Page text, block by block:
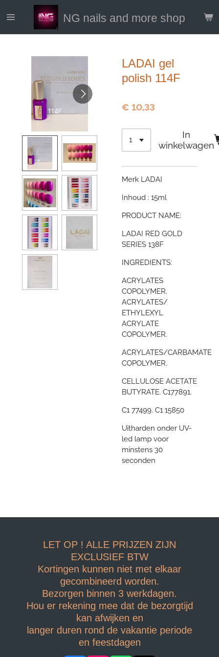
direct
NG nails and more shop
LADAI gel
polish 114F
€ 10,33
In
winkelwagen
Merk LADAI
Inhoud : 15ml
PRODUCT NAME:
LADAI RED GOLD
SERIES 138F
INGREDIENTS:
ACRYLATES
COPOLYMER.
ACRYLATES/
ETHYLEXYL
ACRYLATE
COPOLYMER.
ACRYLATES/CARBAMATE
COPOLYMER.
CELLULOSE ACETATE
BUTYRATE. C177891.
C1 77499. C1 15850
Uitharden onder UV-
led lamp voor
minstens 30
seconden
LET OP ! ALLE PRIJZEN ZIJN
EXCLUSIEF BTW
Kortingen kunnen niet met elkaar
gecombineerd worden.
Bezorgen binnen 3 werkdagen.
Hou er rekening mee dat de bezorgtijd
kan afwijken en
langer duren rond de vakantie periode
en feestdagen